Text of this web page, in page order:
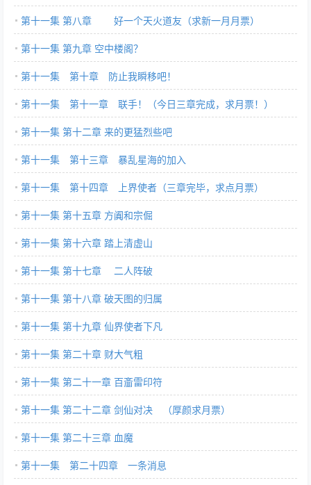
第十一集 第八章 好一个天火道友（求新一月月票）
第十一集 第九章 空中楼阁？
第十一集 第十章 防止我瞬移吧！
第十一集 第十一章 联手！（今日三章完成，求月票！）
第十一集 第十二章 来的更猛烈些吧
第十一集 第十三章 暴乱星海的加入
第十一集 第十四章 上界使者（三章完毕，求点月票）
第十一集 第十五章 方阗和宗倔
第十一集 第十六章 踏上清虚山
第十一集 第十七章 二人阵破
第十一集 第十八章 破天图的归属
第十一集 第十九章 仙界使者下凡
第十一集 第二十章 财大气粗
第十一集 第二十一章 百齑雷印符
第十一集 第二十二章 剑仙对决 （厚颜求月票）
第十一集 第二十三章 血魔
第十一集 第二十四章 一条消息